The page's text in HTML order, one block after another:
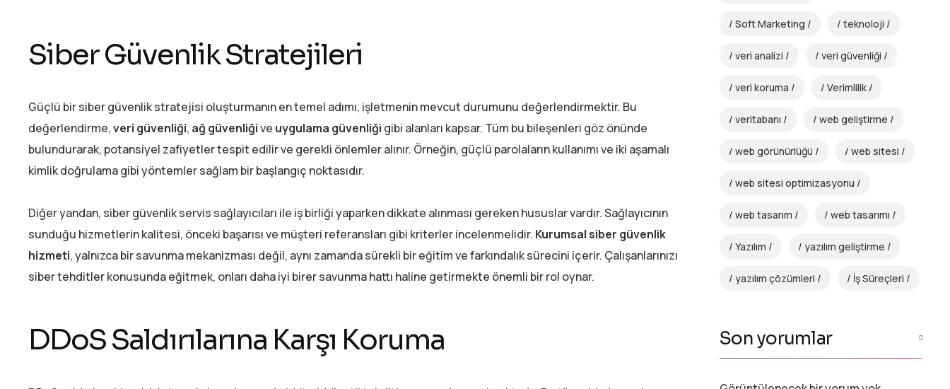
Siber Güvenlik Stratejileri
Güçlü bir siber güvenlik stratejisi oluşturmanın en temel adımı, işletmenin mevcut durumunu değerlendirmektir. Bu
değerlendirme,veri güvenliği, ağ güvenliğive uygulama güvenliği gibi alanları kapsar. Tüm bu bileşenleri göz önünde
bulundurarak, potansiyel zafiyetler tespit edilir ve gerekli önlemler alınır. Örneğin, güçlü parolaların kullanımı ve iki aşamalı
kimlik doğrulama gibi yöntemler sağlam bir başlangıç noktasıdır.
Diğer yandan, siber güvenlik servis sağlayıcıları ile iş birliği yaparken dikkate alınması gereken hususlar vardır. Sağlayıcının
sunduğu hizmetlerin kalitesi, önceki başarısı ve müşteri referansları gibi kriterler incelenmelidir. Kurumsal siber güvenlik
hizmeti, yalnızca bir savunma mekanizması değil, aynı zamanda sürekli bir eğitim ve farkındalık sürecini içerir. Çalışanlarınızı
siber tehditler konusunda eğitmek, onları daha iyi birer savunma hattı haline getirmekte önemli bir rol oynar.
DDoS Saldırılarına Karşı Koruma
Soft Marketing teknoloji
veri analizi veri güvenliği
veri koruma Verimlilik
veritabanı web geliştirme
web görünürlüğü web sitesi
web sitesi optimizasyonu
web tasarım web tasarımı
Yazılım yazılım geliştirme
yazılım çözümleri İş Süreçleri
Son yorumlar